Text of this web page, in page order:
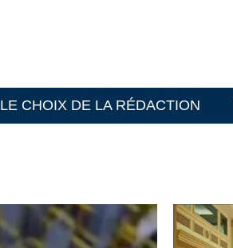
LE CHOIX DE LA RÉDACTION